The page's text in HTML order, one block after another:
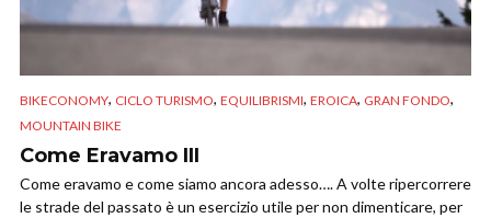
BIKECONOMY, CICLO TURISMO, EQUILIBRISMI, EROICA, GRAN FONDO,
MOUNTAIN BIKE
Come Eravamo III
Come eravamo e come siamo ancora adesso…. A volte ripercorrere
le strade del passato è un esercizio utile per non dimenticare, per